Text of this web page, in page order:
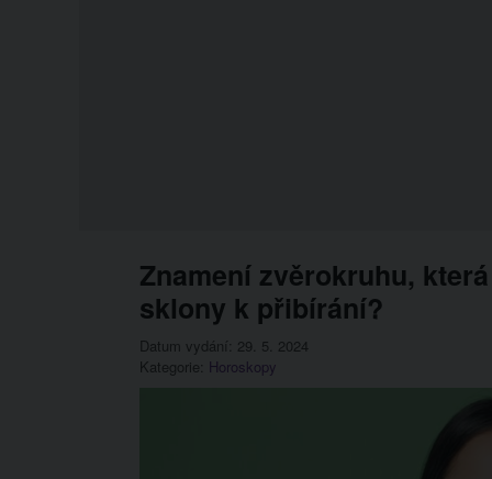
Znamení zvěrokruhu,
sklony k přibírání?
Datum vydání: 29. 5. 2024
Kategorie: Horoskopy